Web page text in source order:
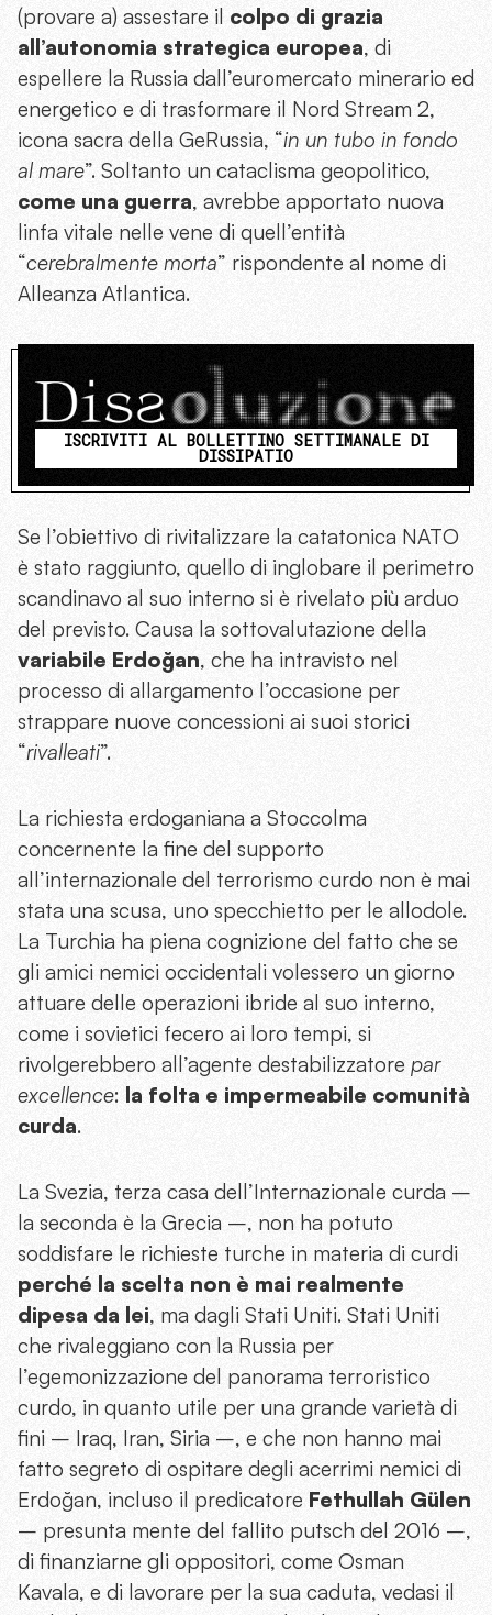
(provare a) assestare il colpo di grazia
all’autonomia strategica europea, di
espellere la Russia dall’euromercato minerario ed
energetico e di trasformare il Nord Stream 2,
icona sacra della GeRussia, “in un tubo in fondo
al mare”. Soltanto un cataclisma geopolitico,
come una guerra, avrebbe apportato nuova
linfa vitale nelle vene di quell’entità
“cerebralmente morta” rispondente al nome di
Alleanza Atlantica.
ISCRIVITI AL BOLLETTINO SETTIMANALE DI
DISSIPATIO
Se l’obiettivo di rivitalizzare la catatonica NATO
è stato raggiunto, quello di inglobare il perimetro
scandinavo al suo interno si è rivelato più arduo
del previsto. Causa la sottovalutazione della
variabile Erdoğan, che ha intravisto nel
processo di allargamento l’occasione per
strappare nuove concessioni ai suoi storici
“rivalleati”.
La richiesta erdoganiana a Stoccolma
concernente la fine del supporto
all’internazionale del terrorismo curdo non è mai
stata una scusa, uno specchietto per le allodole.
La Turchia ha piena cognizione del fatto che se
gli amici nemici occidentali volessero un giorno
attuare delle operazioni ibride al suo interno,
come i sovietici fecero ai loro tempi, si
rivolgerebbero all’agente destabilizzatore par
excellence: la folta e impermeabile comunità
curda.
La Svezia, terza casa dell’Internazionale curda –
la seconda è la Grecia –, non ha potuto
soddisfare le richieste turche in materia di curdi
perché la scelta non è mai realmente
dipesa da lei, ma dagli Stati Uniti. Stati Uniti
che rivaleggiano con la Russia per
l’egemonizzazione del panorama terroristico
curdo, in quanto utile per una grande varietà di
fini – Iraq, Iran, Siria –, e che non hanno mai
fatto segreto di ospitare degli acerrimi nemici di
Erdoğan, incluso il predicatore Fethullah Gülen
– presunta mente del fallito putsch del 2016 –,
di finanziarne gli oppositori, come Osman
Kavala, e di lavorare per la sua caduta, vedasi il